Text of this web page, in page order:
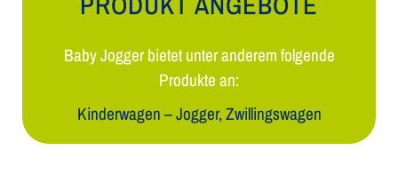
Baby Jogger bietet unter anderem folgende
Produkte an:
Kinderwagen – Jogger, Zwillingswagen